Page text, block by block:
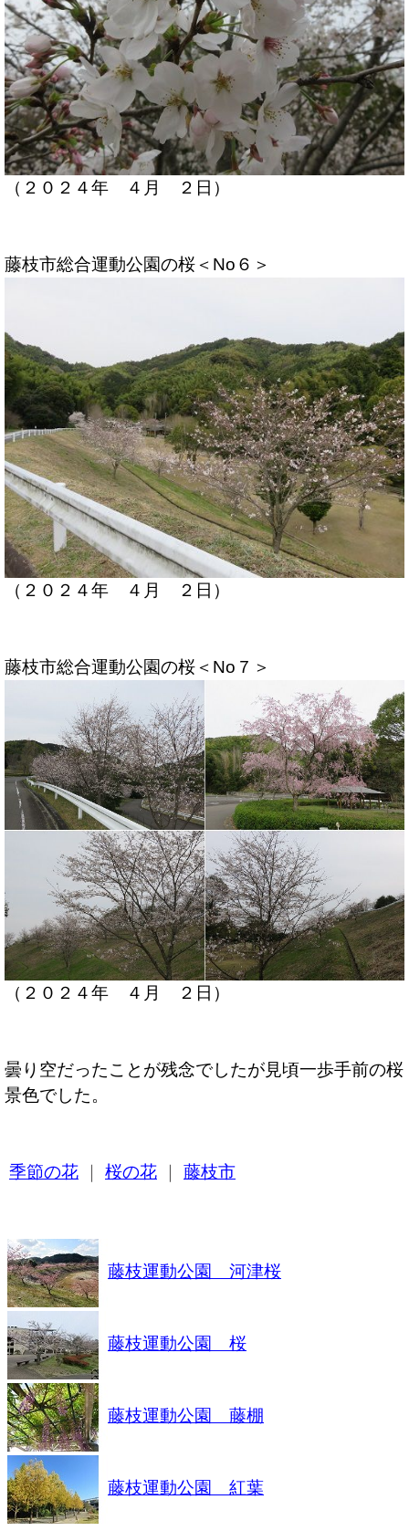
（２０２４年 ４月 ２日）
藤枝市総合運動公園の桜＜No６＞
（２０２４年 ４月 ２日）
藤枝市総合運動公園の桜＜No７＞
（２０２４年 ４月 ２日）
曇り空だったことが残念でしたが見頃一歩手前の桜
景色でした。
季節の花 ｜ 桜の花 ｜ 藤枝市
藤枝運動公園 河津桜
藤枝運動公園 桜
藤枝運動公園 藤棚
藤枝運動公園 紅葉